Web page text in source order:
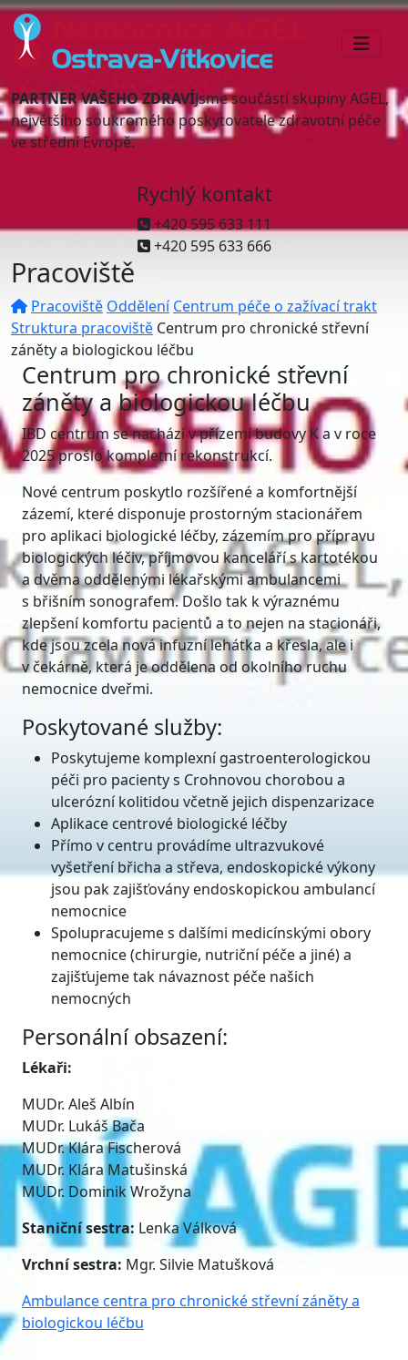
PARTNER VAŠEHO ZDRAVÍJsme součástí skupiny AGEL,
největšího soukromého poskytovatele zdravotní péče
ve střední Evropě.
Rychlý kontakt
+420 595 633 111
+420 595 633 666
Pracoviště
Pracoviště Oddělení Centrum péče o zažívací trakt
Struktura pracoviště Centrum pro chronické střevní
záněty a biologickou léčbu
Centrum pro chronické střevní
záněty a biologickou léčbu
IBD centrum se nachází v přízemí budovy K a v roce
2025 prošlo kompletní rekonstrukcí.
Nové centrum poskytlo rozšířené a komfortnější
zázemí, které disponuje prostorným stacionářem
pro aplikaci biologické léčby, zázemím pro přípravu
biologických léčiv, příjmovou kanceláří s kartotékou
a dvěma oddělenými lékařskými ambulancemi
s břišním sonografem. Došlo tak k výraznému
zlepšení komfortu pacientů a to nejen na stacionáři,
kde jsou zcela nová infuzní lehátka a křesla, ale i
v čekárně, která je oddělena od okolního ruchu
nemocnice dveřmi.
Poskytované služby:
Poskytujeme komplexní gastroenterologickou
péči pro pacienty s Crohnovou chorobou a
ulcerózní kolitidou včetně jejich dispenzarizace
Aplikace centrové biologické léčby
Přímo v centru provádíme ultrazvukové
vyšetření břicha a střeva, endoskopické výkony
jsou pak zajišťovány endoskopickou ambulancí
nemocnice
Spolupracujeme s dalšími medicínskými obory
nemocnice (chirurgie, nutriční péče a jiné) a
zajišťujeme tak návaznost péče našich
nemocných
Personální obsazení:
Lékaři:
MUDr. Aleš Albín
MUDr. Lukáš Bača
MUDr. Klára Fischerová
MUDr. Klára Matušinská
MUDr. Dominik Wrožyna
Staniční sestra: Lenka Válková
Vrchní sestra: Mgr. Silvie Matušková
Ambulance centra pro chronické střevní záněty a
biologickou léčbu